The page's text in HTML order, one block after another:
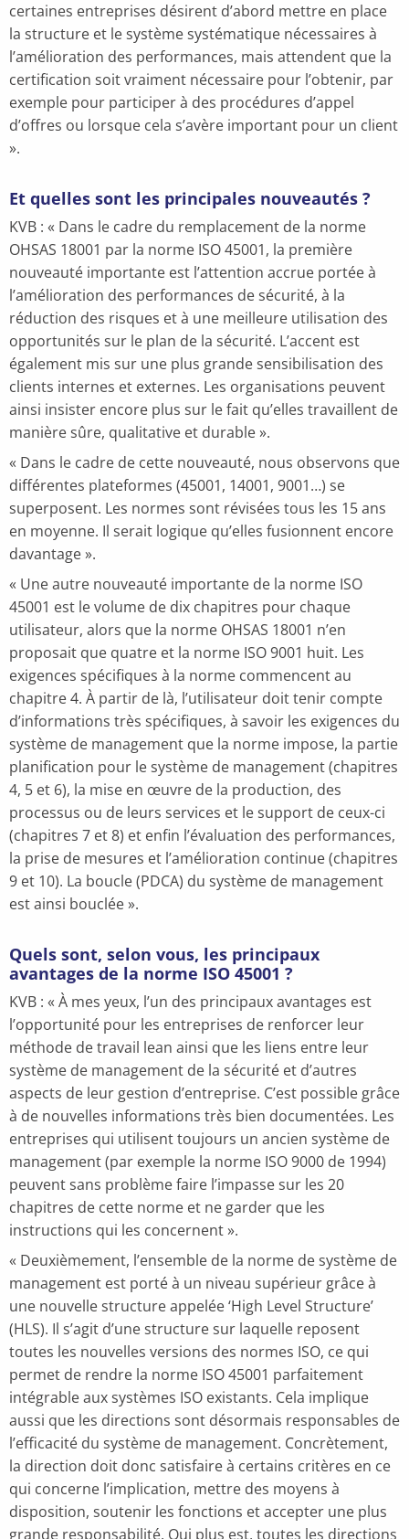
certaines entreprises désirent d’abord mettre en place
la structure et le système systématique nécessaires à
l’amélioration des performances, mais attendent que la
certification soit vraiment nécessaire pour l’obtenir, par
exemple pour participer à des procédures d’appel
d’offres ou lorsque cela s’avère important pour un client
».
Et quelles sont les principales nouveautés ?
KVB : « Dans le cadre du remplacement de la norme
OHSAS 18001 par la norme ISO 45001, la première
nouveauté importante est l’attention accrue portée à
l’amélioration des performances de sécurité, à la
réduction des risques et à une meilleure utilisation des
opportunités sur le plan de la sécurité. L’accent est
également mis sur une plus grande sensibilisation des
clients internes et externes. Les organisations peuvent
ainsi insister encore plus sur le fait qu’elles travaillent de
manière sûre, qualitative et durable ».
« Dans le cadre de cette nouveauté, nous observons que
différentes plateformes (45001, 14001, 9001…) se
superposent. Les normes sont révisées tous les 15 ans
en moyenne. Il serait logique qu’elles fusionnent encore
davantage ».
« Une autre nouveauté importante de la norme ISO
45001 est le volume de dix chapitres pour chaque
utilisateur, alors que la norme OHSAS 18001 n’en
proposait que quatre et la norme ISO 9001 huit. Les
exigences spécifiques à la norme commencent au
chapitre 4. À partir de là, l’utilisateur doit tenir compte
d’informations très spécifiques, à savoir les exigences du
système de management que la norme impose, la partie
planification pour le système de management (chapitres
4, 5 et 6), la mise en œuvre de la production, des
processus ou de leurs services et le support de ceux-ci
(chapitres 7 et 8) et enfin l’évaluation des performances,
la prise de mesures et l’amélioration continue (chapitres
9 et 10). La boucle (PDCA) du système de management
est ainsi bouclée ».
Quels sont, selon vous, les principaux
avantages de la norme ISO 45001 ?
KVB : « À mes yeux, l’un des principaux avantages est
l’opportunité pour les entreprises de renforcer leur
méthode de travail lean ainsi que les liens entre leur
système de management de la sécurité et d’autres
aspects de leur gestion d’entreprise. C’est possible grâce
à de nouvelles informations très bien documentées. Les
entreprises qui utilisent toujours un ancien système de
management (par exemple la norme ISO 9000 de 1994)
peuvent sans problème faire l’impasse sur les 20
chapitres de cette norme et ne garder que les
instructions qui les concernent ».
« Deuxièmement, l’ensemble de la norme de système de
management est porté à un niveau supérieur grâce à
une nouvelle structure appelée ‘High Level Structure’
(HLS). Il s’agit d’une structure sur laquelle reposent
toutes les nouvelles versions des normes ISO, ce qui
permet de rendre la norme ISO 45001 parfaitement
intégrable aux systèmes ISO existants. Cela implique
aussi que les directions sont désormais responsables de
l’efficacité du système de management. Concrètement,
la direction doit donc satisfaire à certains critères en ce
qui concerne l’implication, mettre des moyens à
disposition, soutenir les fonctions et accepter une plus
grande responsabilité. Qui plus est, toutes les directions